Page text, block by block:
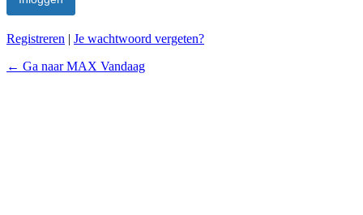
Registreren | Je wachtwoord vergeten?
← Ga naar MAX Vandaag